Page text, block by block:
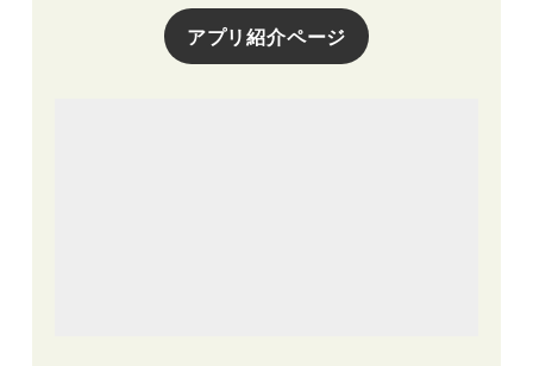
アプリ紹介ページ